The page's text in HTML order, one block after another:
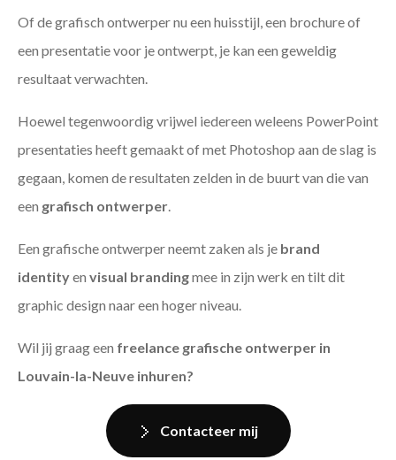
Of de grafisch ontwerper nu een huisstijl, een brochure of
een presentatie voor je ontwerpt, je kan een geweldig
resultaat verwachten.
Hoewel tegenwoordig vrijwel iedereen weleens PowerPoint
presentaties heeft gemaakt of met Photoshop aan de slag is
gegaan, komen de resultaten zelden in de buurt van die van
een grafisch ontwerper
Een grafische ontwerper neemt zaken als je brand
identityen visual brandingmee in zijn werk en tilt dit
graphic design naar een hoger niveau.
Wil jij graag een freelance grafische ontwerper in
Louvain-la-Neuve inhuren?
Contacteer mij